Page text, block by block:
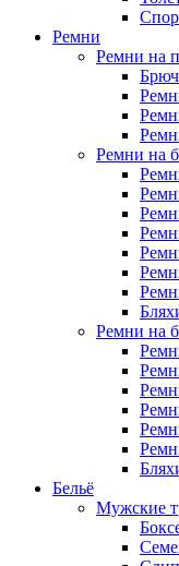
Ремни
Ремни на
Ремни на
Ремни на
Бельё
Мужские